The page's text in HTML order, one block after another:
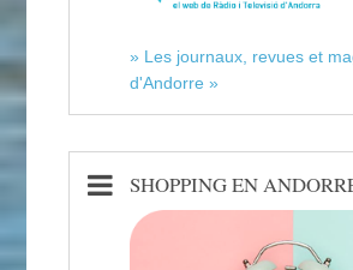
» Les journaux, revues et
d'Andorre »
SHOPPING EN